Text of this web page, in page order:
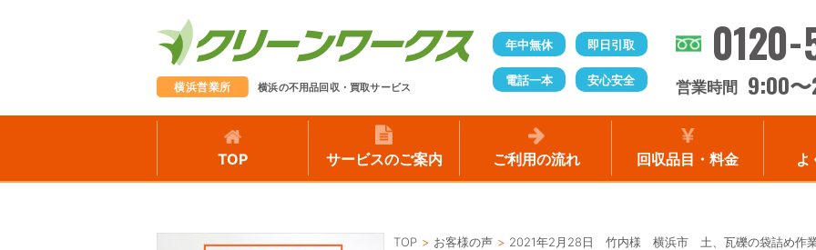
横浜営業所 横浜の不用品回収・買取サービス
年中無休 即日引取
電話一本 安心安全 営業時間 9:00〜
TOP サービスのご案内 ご利用の流れ 回収品目・料金 よ
TOP お客様の声 2021年2月28日 竹内様 横浜市 土、瓦礫の袋詰め作